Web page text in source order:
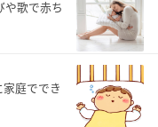
歌で赤ち
庭ででき